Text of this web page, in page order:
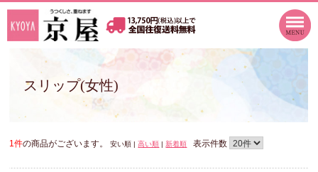
スリップ(女性)
1件の商品がございます。安い順 |高い順 |新着順 表示件数